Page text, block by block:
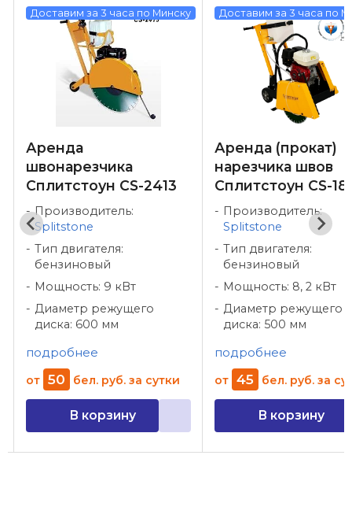
Доставим за 3 часа по Минску
Аренда
швонарезчика
Сплитстоун CS-2413
Производитель:
Splitstone
Тип двигателя:
бензиновый
Мощность: 9 кВт
Диаметр режущего
диска: 600 мм
подробнее
от 50 бел. руб. за сутки
В корзину
Доставим за 3 часа по
Аренда (прокат)
нарезчика швов
Сплитстоун CS-
Производитель:
Splitstone
Тип двигателя:
бензиновый
Мощность: 8, 2 кВт
Диаметр режущего
диска: 500 мм
подробнее
от 45 бел. руб. за
В корзину